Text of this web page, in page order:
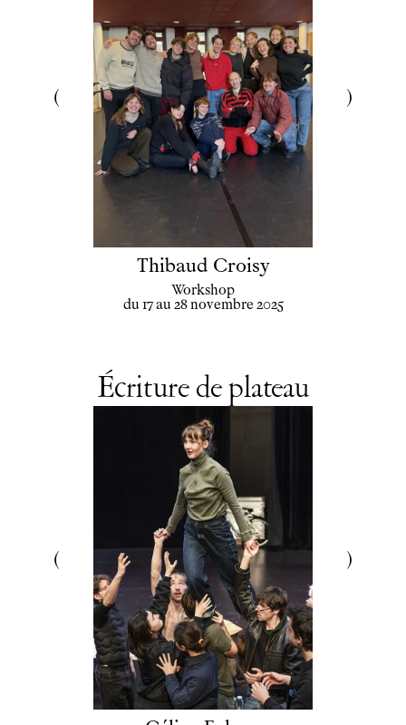
Thibaud Croisy
Workshop
du 17 au 28 novembre 2025
Écriture de plateau